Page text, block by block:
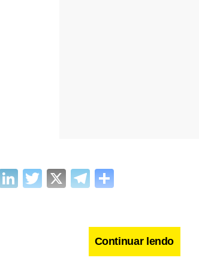
LinkedIn
Twitter
X Telegram
Continuar lendo